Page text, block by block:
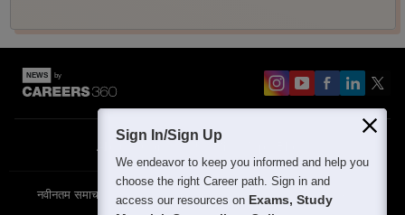
About Contact Us Site Map
नवीनतम समाचार विशेष समाचार परीक्षा समाचार
Sign In/Sign Up
We endeavor to keep you informed and help you
choose the right Career path. Sign in and
access our resources on Exams, Study